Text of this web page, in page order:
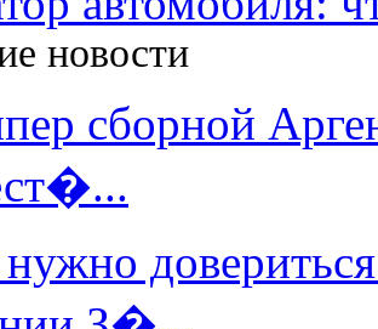
новости
сборной